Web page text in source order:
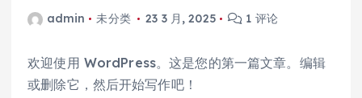
admin 未分类 23 3 月, 2025 1 评论
欢迎使用 WordPress。这是您的第一篇文章。编辑
或删除它，然后开始写作吧！